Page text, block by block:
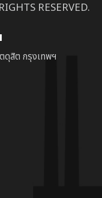
RESERVED.
ดุสิต กรุงเทพฯ